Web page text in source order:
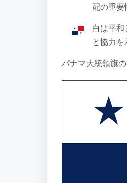
配の重要
白は平
と協力を
パナマ大統領旗